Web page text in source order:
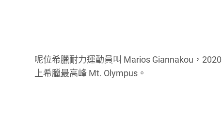
呢位希臘耐力運動員叫 Marios Giannakou，
上希臘最高峰 Mt. Olympus。